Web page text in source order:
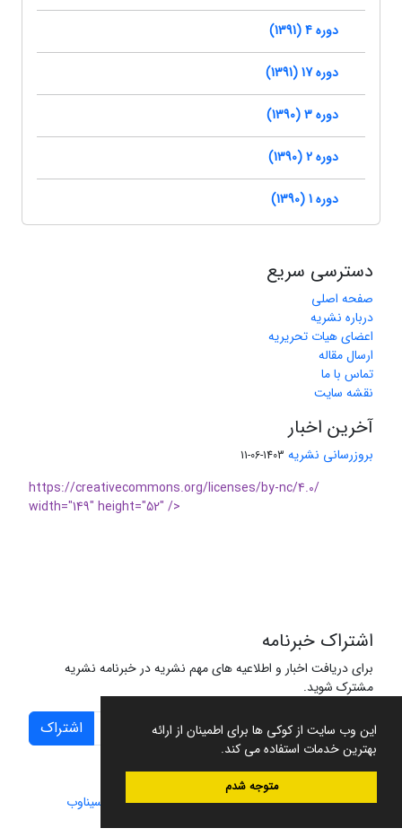
این وب سایت از کوکی ها برای اطمینان از ارائه
بهترین خدمات استفاده می کند.
متوجه شدم
دوره 4 (1391)
دوره 17 (1391)
دوره 3 (1390)
دوره 2 (1390)
دوره 1 (1390)
دسترسی سریع
صفحه اصلی
درباره نشریه
اعضای هیات تحریریه
ارسال مقاله
تماس با ما
نقشه سایت
آخرین اخبار
بروزرسانی نشریه 1403-06-11
https://creativecommons.org/licenses/by-nc/4.0/
width="149" height="52" />
اشتراک خبرنامه
برای دریافت اخبار و اطلاعیه های مهم نشریه در خبرنامه نشریه
مشترک شوید.
اشتراک
سامانه مدیریت نشریات علمی.طراحی و پیاده سازی از سیناوب